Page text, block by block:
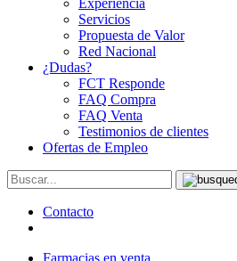
Experiencia
Servicios
Propuesta de Valor
Red Nacional
¿Dudas?
FCT Responde
FAQ Compra
FAQ Venta
Testimonios de clientes
Ofertas de Empleo
Contacto
Farmacias en venta